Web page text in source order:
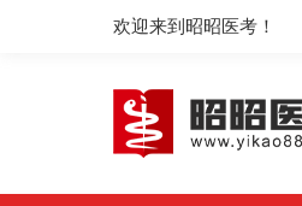
欢迎来到昭昭医考！